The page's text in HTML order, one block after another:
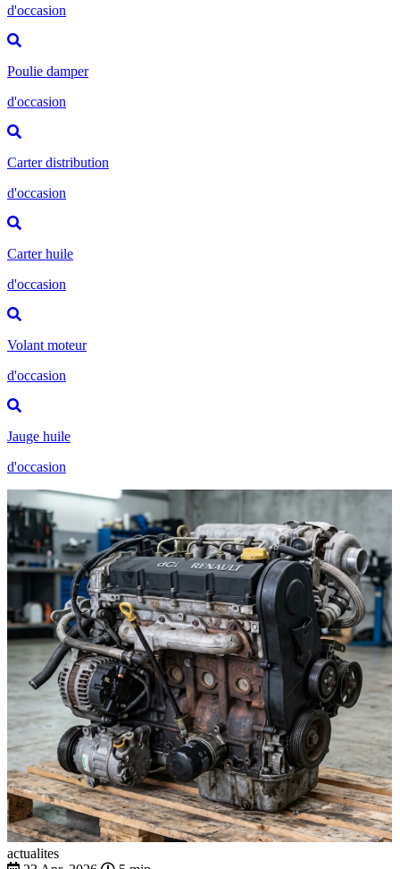
d'occasion
Poulie damper
d'occasion
Carter distribution
d'occasion
Carter huile
d'occasion
Volant moteur
d'occasion
Jauge huile
d'occasion
actualites